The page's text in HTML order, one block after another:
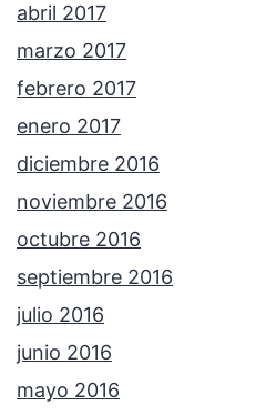
abril 2017
marzo 2017
febrero 2017
enero 2017
diciembre 2016
noviembre 2016
octubre 2016
septiembre 2016
julio 2016
junio 2016
mayo 2016